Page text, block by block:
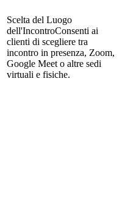
Scelta del Luogo
dell'IncontroConsenti ai
clienti di scegliere tra
incontro in presenza, Zoom,
Google Meet o altre sedi
virtuali e fisiche.